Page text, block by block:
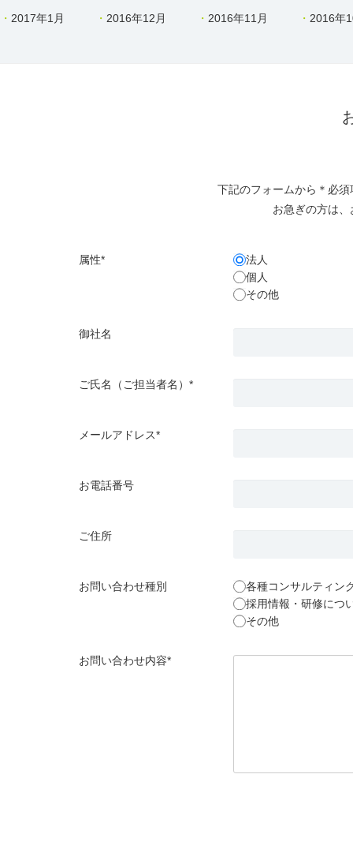
2017年1月 2016年12月 2016年11月 2016年
下記のフォームから＊必
お急ぎの方は
属性*
法人
個人
その他
御社名
ご氏名（ご担当者名）*
メールアドレス*
お電話番号
ご住所
お問い合わせ種別
各種コンサルティン
採用情報・研修につ
その他
お問い合わせ内容*